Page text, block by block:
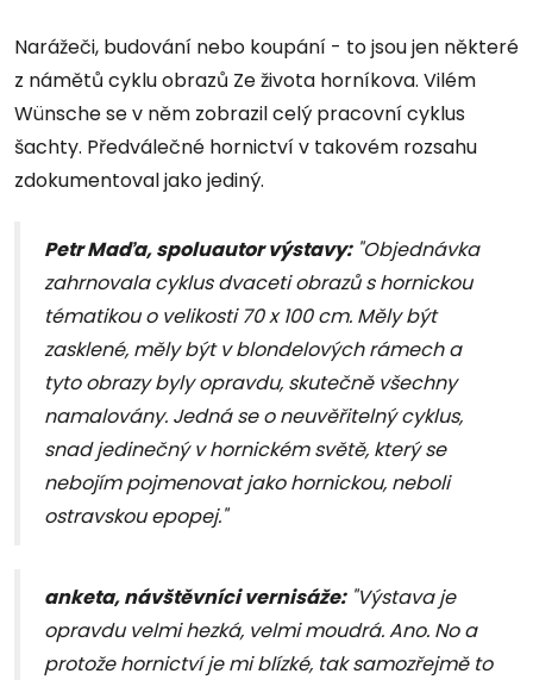
Narážeči, budování nebo koupání - to jsou jen některé
z námětů cyklu obrazů Ze života horníkova. Vilém
Wünsche se v něm zobrazil celý pracovní cyklus
šachty. Předválečné hornictví v takovém rozsahu
zdokumentoval jako jediný.
Petr Maďa, spoluautor výstavy:"Objednávka
zahrnovala cyklus dvaceti obrazů s hornickou
tématikou o velikosti 70 x 100 cm. Měly být
zasklené, měly být v blondelových rámech a
tyto obrazy byly opravdu, skutečně všechny
namalovány. Jedná se o neuvěřitelný cyklus,
snad jedinečný v hornickém světě, který se
nebojím pojmenovat jako hornickou, neboli
ostravskou epopej."
anketa, návštěvníci vernisáže:"Výstava je
opravdu velmi hezká, velmi moudrá. Ano. No a
protože hornictví je mi blízké, tak samozřejmě to